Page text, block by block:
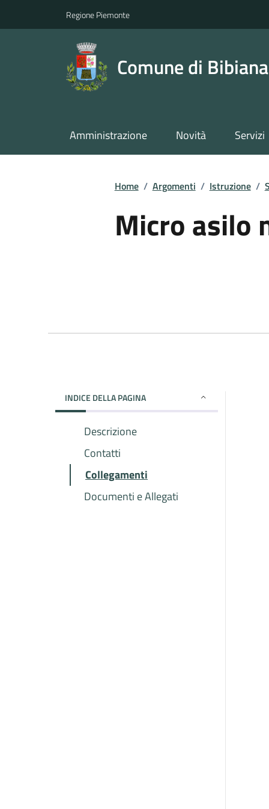
Regione Piemonte
Comune di Bibiana
Amministrazione Novità Servizi
Home / Argomenti / Istruzione /
Micro asilo
INDICE DELLA PAGINA
Descrizione
Contatti
Collegamenti
Documenti e Allegati